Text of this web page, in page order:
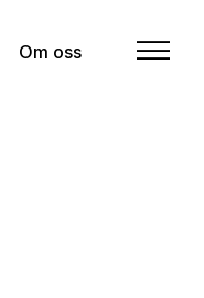
Om oss